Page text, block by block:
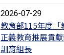
2026-07-29
教育部115年度
正義教育推展貢
訓育組長